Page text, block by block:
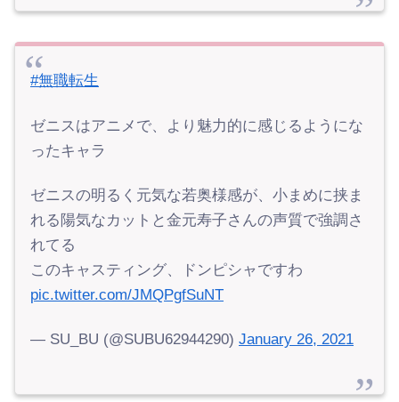
#無職転生
ゼニスはアニメで、より魅力的に感じるようにな
ったキャラ
ゼニスの明るく元気な若奥様感が、小まめに挟ま
れる陽気なカットと金元寿子さんの声質で強調さ
れてる
このキャスティング、ドンピシャですわ
pic.twitter.com/JMQPgfSuNT
— SU_BU (@SUBU62944290) January 26, 2021